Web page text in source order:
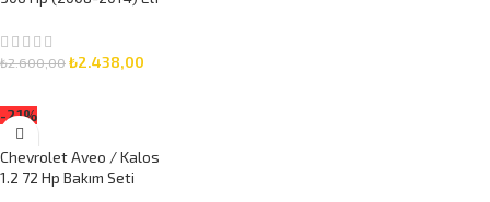
Yağlı Bakım Seti 3 Parça
Set
₺2.600,00₺2.438,00
-21%
Chevrolet Aveo / Kalos
1.2 72 Hp Bakım Seti